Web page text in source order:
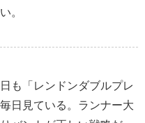
。
も「レンドンダブルプレ
日見ている。ランナー大